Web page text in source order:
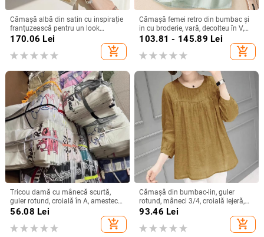
Cămașă albă din satin cu inspirație
franțuzească pentru un look
elegant la birou
170.06 Lei
add_shopping_cart
Cămașă femei retro din bumbac și
in cu broderie, vară, decolteu în V,
croială lejeră, culoare solidă,
103.81 - 145.89 Lei
add_shopping_cart
Tricou damă cu mânecă scurtă,
guler rotund, croială în A, amestec
poliester-spandex, imprimat și
56.08 Lei
add_shopping_cart
Cămașă din bumbac-lin, guler
rotund, mâneci 3/4, croială lejeră,
stil urban de relaxare
93.46 Lei
add_shopping_cart